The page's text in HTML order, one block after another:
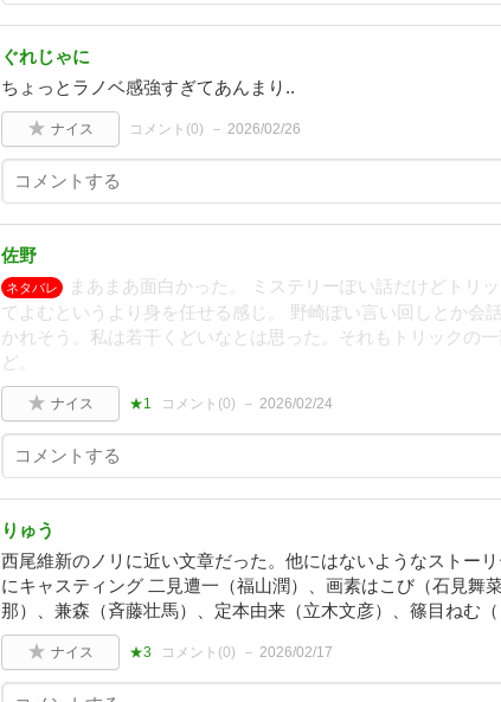
ぐれじゃに
ちょっとラノベ感強すぎてあんまり..
ナイス コメント(0) 2026/02/26
佐野
ネタバレ
まあまあ面白かった。 ミステリーぽい話だけどトリ
てよむというより身を任せる感じ。 野崎ぽい言い回しとか会
かれそう。私は若干くどいなとは思った。それもトリックの
ど。
ナイス ★1 コメント(0) 2026/02/24
りゅう
西尾維新のノリに近い文章だった。他にはないようなストー
にキャスティング 二見遭一（福山潤）、画素はこび（石見舞
那）、兼森（斉藤壮馬）、定本由来（立木文彦）、篠目ねむ（
ナイス ★3 コメント(0) 2026/02/17